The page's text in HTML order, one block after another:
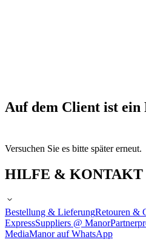
Auf dem Client ist ein
Versuchen Sie es bitte später erneut.
HILFE & KONTAKT
Bestellung & LieferungRetouren &
ExpressSuppliers @ Manor
MediaManor auf WhatsApp